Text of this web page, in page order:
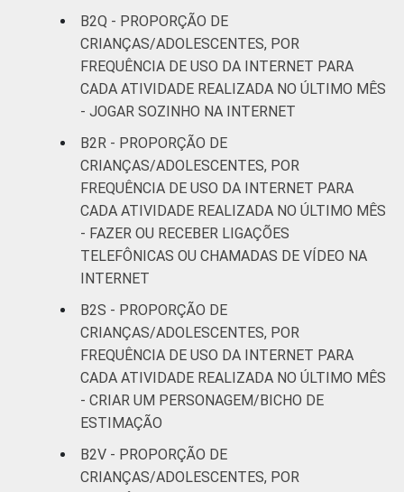
B2Q - PROPORÇÃO DE
CRIANÇAS/ADOLESCENTES, POR
FREQUÊNCIA DE USO DA INTERNET PARA
CADA ATIVIDADE REALIZADA NO ÚLTIMO MÊS
- JOGAR SOZINHO NA INTERNET
B2R - PROPORÇÃO DE
CRIANÇAS/ADOLESCENTES, POR
FREQUÊNCIA DE USO DA INTERNET PARA
CADA ATIVIDADE REALIZADA NO ÚLTIMO MÊS
- FAZER OU RECEBER LIGAÇÕES
TELEFÔNICAS OU CHAMADAS DE VÍDEO NA
INTERNET
B2S - PROPORÇÃO DE
CRIANÇAS/ADOLESCENTES, POR
FREQUÊNCIA DE USO DA INTERNET PARA
CADA ATIVIDADE REALIZADA NO ÚLTIMO MÊS
- CRIAR UM PERSONAGEM/BICHO DE
ESTIMAÇÃO
B2V - PROPORÇÃO DE
CRIANÇAS/ADOLESCENTES, POR